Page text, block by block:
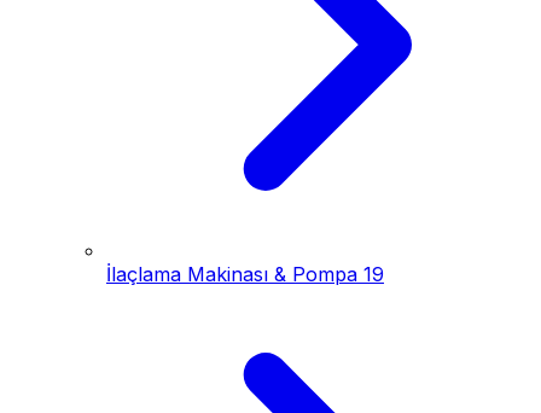
İlaçlama Makinası & Pompa 19